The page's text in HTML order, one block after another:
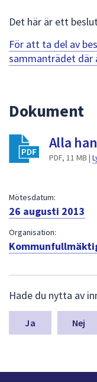
Det här är ett
För att ta del av
sammanträdet där
Dokument
Alla
PDF, 11 MB |
Mötesdatum:
26 augusti 2013
Organisation:
ä
m
a
n
Hade du nytta av
Nej